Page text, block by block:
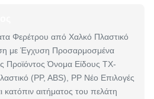
Φερέτρου από Χαλκό Πλαστικό
με Έγχυση Προσαρμοσμένα
Προϊόντος Όνομα Είδους TX-
(PP, ABS), PP Νέο Επιλογές
αιτήματος του πελάτη